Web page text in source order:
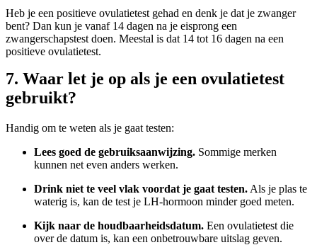
Heb je een positieve ovulatietest gehad en denk je dat je zwanger
bent? Dan kun je vanaf 14 dagen na je eisprong een
zwangerschapstest doen. Meestal is dat 14 tot 16 dagen na een
positieve ovulatietest.
7. Waar let je op als je een ovulatietest
gebruikt?
Handig om te weten als je gaat testen:
Lees goed de gebruiksaanwijzing. Sommige merken
kunnen net even anders werken.
Drink niet te veel vlak voordat je gaat testen. Als je plas te
waterig is, kan de test je LH-hormoon minder goed meten.
Kijk naar de houdbaarheidsdatum. Een ovulatietest die
over de datum is, kan een onbetrouwbare uitslag geven.